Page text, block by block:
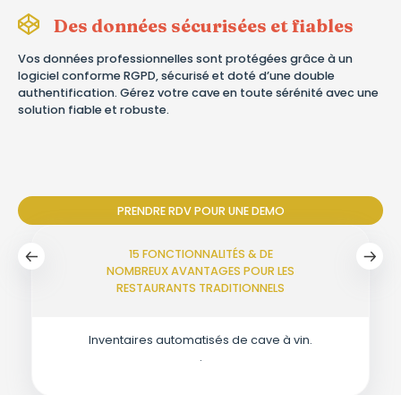
Des données sécurisées et fiables
Vos données professionnelles sont protégées grâce à un
logiciel conforme RGPD, sécurisé et doté d’une double
authentification. Gérez votre cave en toute sérénité avec une
solution fiable et robuste.
PRENDRE RDV POUR UNE DEMO
15 FONCTIONNALITÉS & DE
NOMBREUX AVANTAGES POUR LES
RESTAURANTS TRADITIONNELS
Inventaires automatisés de cave à vin.
.